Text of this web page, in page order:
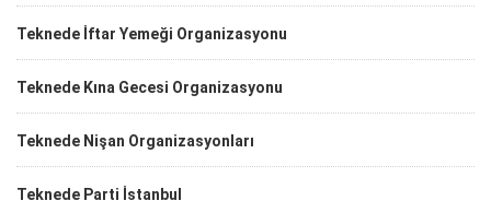
Teknede İftar Yemeği Organizasyonu
Teknede Kına Gecesi Organizasyonu
Teknede Nişan Organizasyonları
Teknede Parti İstanbul